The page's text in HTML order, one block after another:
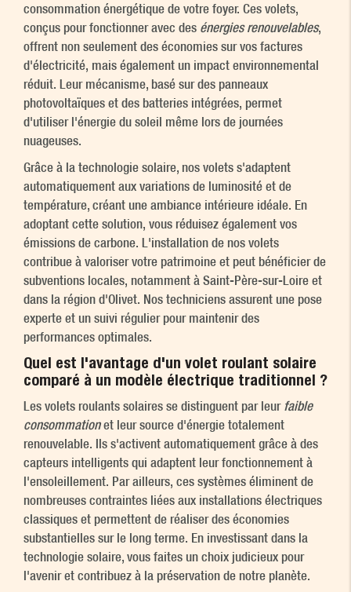
consommation énergétique de votre foyer. Ces volets,
conçus pour fonctionner avec des énergies renouvelables,
offrent non seulement des économies sur vos factures
d'électricité, mais également un impact environnemental
réduit. Leur mécanisme, basé sur des panneaux
photovoltaïques et des batteries intégrées, permet
d'utiliser l'énergie du soleil même lors de journées
nuageuses.
Grâce à la technologie solaire, nos volets s'adaptent
automatiquement aux variations de luminosité et de
température, créant une ambiance intérieure idéale. En
adoptant cette solution, vous réduisez également vos
émissions de carbone. L'installation de nos volets
contribue à valoriser votre patrimoine et peut bénéficier de
subventions locales, notamment à Saint-Père-sur-Loire et
dans la région d'Olivet. Nos techniciens assurent une pose
experte et un suivi régulier pour maintenir des
performances optimales.
Quel est l'avantage d'un volet roulant solaire
comparé à un modèle électrique traditionnel ?
Les volets roulants solaires se distinguent par leur faible
consommationet leur source d'énergie totalement
renouvelable. Ils s'activent automatiquement grâce à des
capteurs intelligents qui adaptent leur fonctionnement à
l'ensoleillement. Par ailleurs, ces systèmes éliminent de
nombreuses contraintes liées aux installations électriques
classiques et permettent de réaliser des économies
substantielles sur le long terme. En investissant dans la
technologie solaire, vous faites un choix judicieux pour
l'avenir et contribuez à la préservation de notre planète.